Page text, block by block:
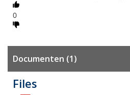
0
Documenten (1)
Files